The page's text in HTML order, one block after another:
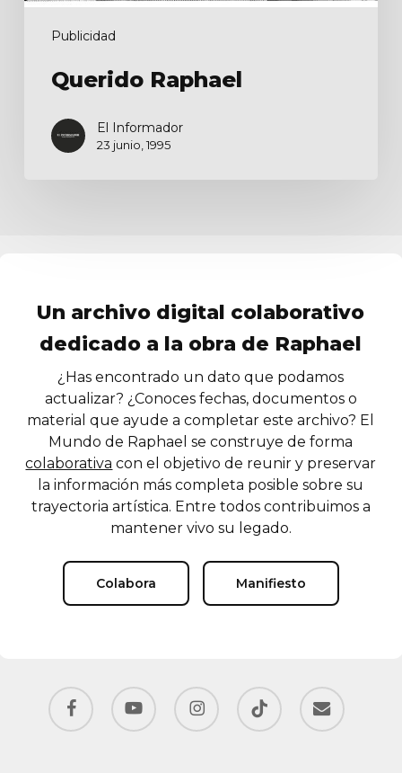
Publicidad
Querido Raphael
El Informador
23 junio, 1995
Un archivo digital colaborativo
dedicado a la obra de Raphael
¿Has encontrado un dato que podamos
actualizar? ¿Conoces fechas, documentos o
material que ayude a completar este archivo? El
Mundo de Raphael se construye de forma
colaborativa con el objetivo de reunir y preservar
la información más completa posible sobre su
trayectoria artística. Entre todos contribuimos a
mantener vivo su legado.
Colabora Manifiesto
facebook youtube instagram tiktok email